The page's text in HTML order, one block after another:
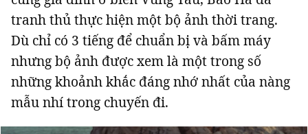
tranh thủ thực hiện một bộ ảnh thời trang.
Dù chỉ có 3 tiếng để chuẩn bị và bấm máy
nhưng bộ ảnh được xem là một trong số
những khoảnh khắc đáng nhớ nhất của nàng
mẫu nhí trong chuyến đi.